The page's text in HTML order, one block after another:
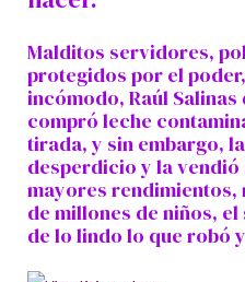
Malditos servidores,
protegidos por el
incómodo, Raúl
compró leche
tirada, y sin embargo,
desperdicio y la
mayores rendimientos,
de millones de niños,
de lo lindo lo que robó